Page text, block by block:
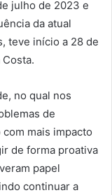
julho de 2023 e
da atual
teve início a 28 de
no qual nos
de
mais impacto
de forma proativa
papel
continuar a